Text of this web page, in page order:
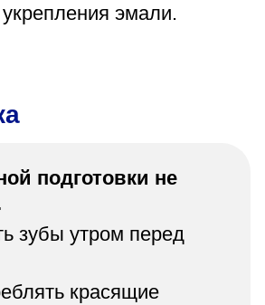
укрепления эмали.
подготовки не
зубы утром перед
красящие